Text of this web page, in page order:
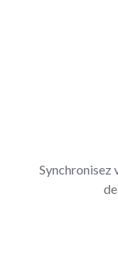
Synchronisez